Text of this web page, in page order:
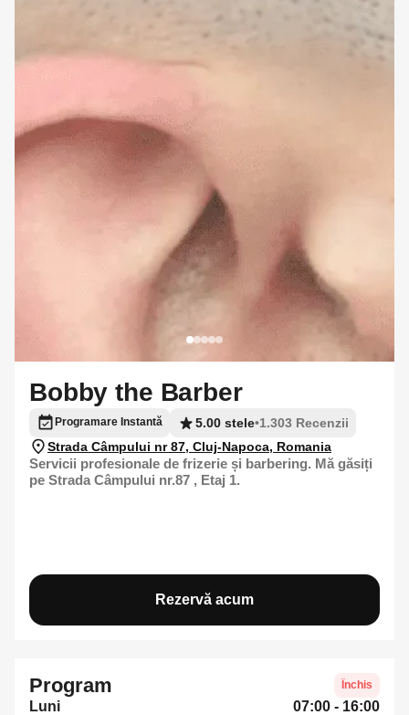
Bobby the Barber
Programare Instantă 5.00 stele•1.303 Recenzii
Strada Câmpului nr 87, Cluj-Napoca, Romania
Servicii profesionale de frizerie și barbering. Mă găsiți
pe Strada Câmpului nr.87 , Etaj 1.
Rezervă acum
Program Închis
Luni
07:00 - 16:00